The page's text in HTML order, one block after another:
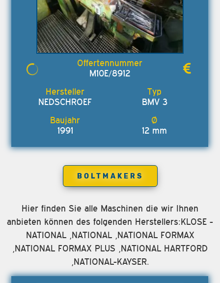
M10E/8912
NEDSCHROEF BMV 3
1991 12 mm
BOLTMAKERS
Hier finden Sie alle Maschinen die wir Ihnen
anbieten können des folgenden Herstellers:KLOSE -
NATIONAL ,NATIONAL ,NATIONAL FORMAX
,NATIONAL FORMAX PLUS ,NATIONAL HARTFORD
,NATIONAL-KAYSER.